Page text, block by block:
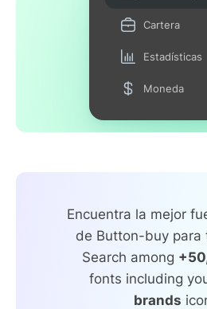
Cartera
Estadísticas
Moneda
Encuentra la mejor
de Button-buy para
Search among
fonts including
brands